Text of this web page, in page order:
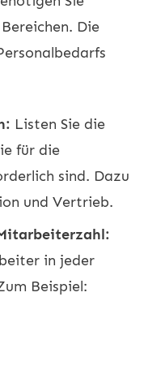
Die
Listen Sie die
für die
sind. Dazu
und Vertrieb.
in jeder
Beispiel: